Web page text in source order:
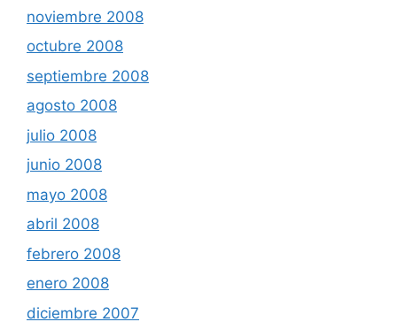
noviembre 2008
octubre 2008
septiembre 2008
agosto 2008
julio 2008
junio 2008
mayo 2008
abril 2008
febrero 2008
enero 2008
diciembre 2007